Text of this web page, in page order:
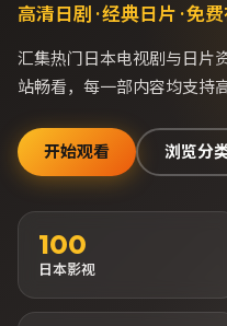
高清日剧 · 经典日片 · 免
汇集热门日本电视剧与日片资
站畅看，每一部内容均支持
开始观看 浏览分
100
日本影视